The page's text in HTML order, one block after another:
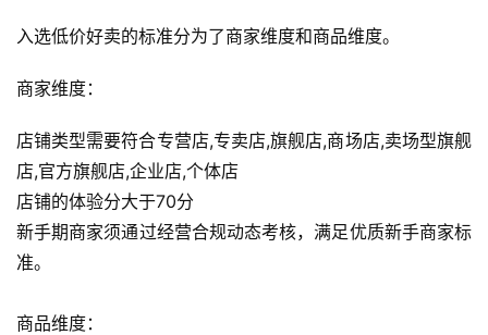
入选低价好卖的标准分为了商家维度和商品维度。
商家维度：
店铺类型需要符合专营店,专卖店,旗舰店,商场店,卖场型旗舰
店,官方旗舰店,企业店,个体店
店铺的体验分大于70分
新手期商家须通过经营合规动态考核，满足优质新手商家标
准。
商品维度：